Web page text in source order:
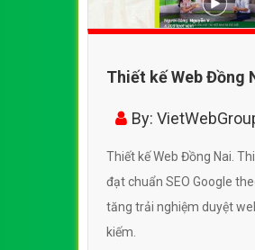
Thiết kế Web Đồng
By:
Thiết kế Web Đồng Nai.
đạt chuẩn SEO Google
tăng trải nghiệm duyệt
kiếm.